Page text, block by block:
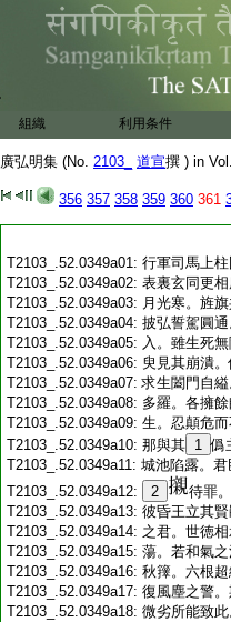
組織 利用条件
廣弘明集 (No. 2103_ 道宣撰 ) in
356 357 358 359 360 361
T2103_.52.0349a01: 行軍司馬上
T2103_.52.0349a02: 表裏玄同更
T2103_.52.0349a03: 月光寒。旌
T2103_.52.0349a04: 披弘誓駕圓
T2103_.52.0349a05: 入。雖生死
T2103_.52.0349a06: 臾見其崩潰
T2103_.52.0349a07:求生闔門自
T2103_.52.0349a08: 多羅。各擁
T2103_.52.0349a09: 生。忍顛危
T2103_.52.0349a10: 那與其 1 僞
T2103_.52.0349a11: 城池陷露。
T2103_.52.0349a12:
2 待罪
T2103_.52.0349a13: 彼昏王立其
T2103_.52.0349a14: 之君。世徳
T2103_.52.0349a15: 蕩。若和氣
T2103_.52.0349a16: 秋籜。六根
T2103_.52.0349a17: 復風塵之警
T2103_.52.0349a18: 微劣所能致